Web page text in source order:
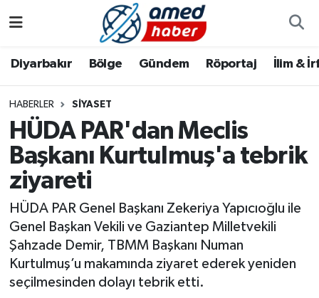
Diyarbakır Bölge Gündem Röportaj İlim &
HABERLER SIYASET
HÜDA PAR'dan Meclis
Başkanı Kurtulmuş'a tebrik
ziyareti
HÜDA PAR Genel Başkanı Zekeriya Yapıcıoğlu ile
Genel Başkan Vekili ve Gaziantep Milletvekili
Şahzade Demir, TBMM Başkanı Numan
Kurtulmuş’u makamında ziyaret ederek yeniden
seçilmesinden dolayı tebrik etti.
Bölge
Röportaj
Foto Galeri
Aile
Asayiş
Bilim & Teknoloji
Dünya
Eğitim
Diyarbakır Hava Durumu
Diyarbakır Namaz Vakitleri
Diyarbakır Trafik Yoğunluk Haritası
Tüm Manşetler
Son Dakika Haberleri